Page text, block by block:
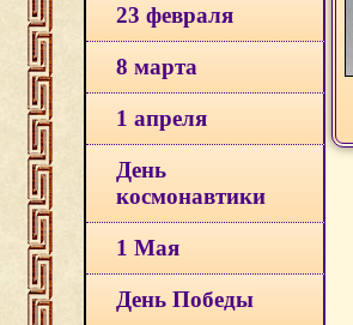
23 февраля
8 марта
1 апреля
День
космонавтики
1 Мая
День Победы